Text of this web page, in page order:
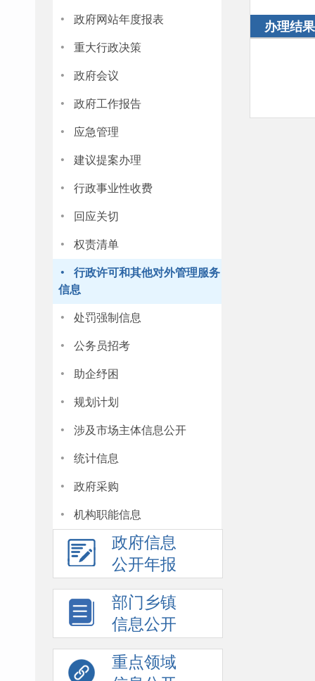
· 政府网站年度报表
· 重大行政决策
· 政府会议
· 政府工作报告
· 应急管理
· 建议提案办理
· 行政事业性收费
· 回应关切
· 权责清单
·
行政许可和其他对外管理服务
信息
· 处罚强制信息
· 公务员招考
· 助企纾困
· 规划计划
· 涉及市场主体信息公开
· 统计信息
· 政府采购
· 机构职能信息
政府信息
公开年报
部门乡镇
信息公开
重点领域
办理结果